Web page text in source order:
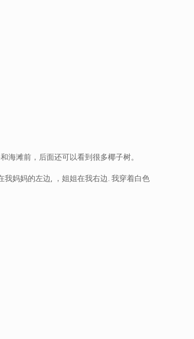
海滩前，后面还可以看到很多椰子树。
妈妈的左边, ，姐姐在我右边. 我穿着白色